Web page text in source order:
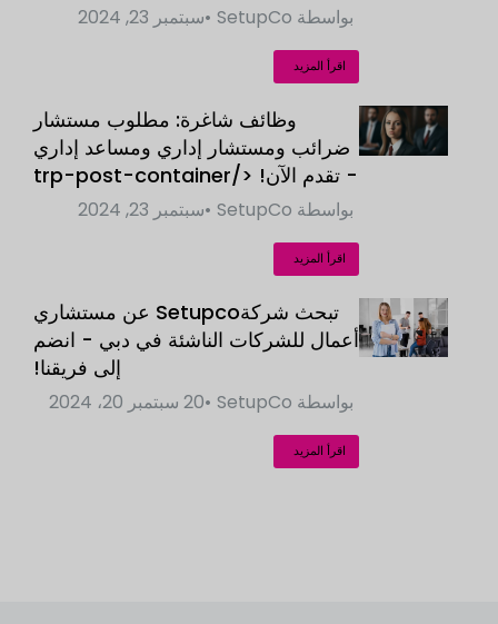
بواسطة SetupCo سبتمبر 23, 2024
اقرأ المزيد
وظائف شاغرة: مطلوب مستشار
ضرائب ومستشار إداري ومساعد إداري
- تقدم الآن! </trp-post-container
بواسطة SetupCo سبتمبر 23, 2024
اقرأ المزيد
تبحث شركةSetupco عن مستشاري
أعمال للشركات الناشئة في دبي - انضم
إلى فريقنا!
بواسطة SetupCo 20 سبتمبر 20، 2024
اقرأ المزيد